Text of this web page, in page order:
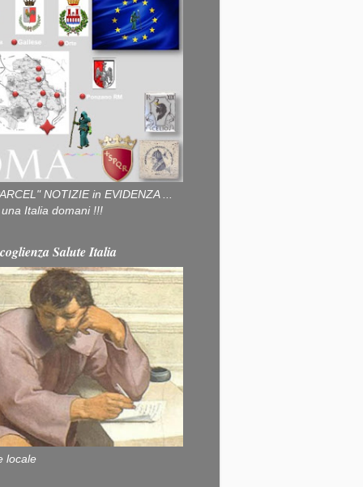
NOTIZIE in EVIDENZA ...
Italia domani !!!
Salute Italia
locale